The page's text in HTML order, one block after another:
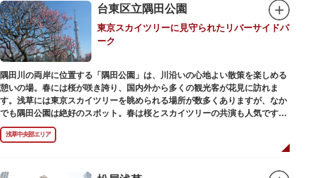
在の門は1964年にホテルニューオオタニ創始者・大谷米太郎の寄進により本
瓦葺きで再建された（2007年チタン瓦に葺き替え）楼門です。上層部には仏
教の経典である『元版⼀切経（げんばんいっさいきょう）』や寺宝が収蔵さ
れています。
台東区立隅田公園
東京スカイツリーに見守られたリバーサイドパ
ーク
隅田川の両岸に位置する「隅田公園」は、川沿いの心地よい散策を楽しめる
憩いの場。春には桜が咲き誇り、国内外から多くの観光客が花見に訪れま
す。浅草には東京スカイツリーを眺められる場所が数多くありますが、なか
でも隅田公園は絶好のスポット。春は桜とスカイツリーの共演も人気です。
川沿いにある「隅田公園オープンカフェ」は、店舗の一部を屋外にした開放
的なカフェ・レストラン。綺麗な景色を眺めながら、コーヒー片手にのんび
りと過ごしても良いですね。また、クジラの滑り台が目印の「遊具広場」は
浅草中央部エリア